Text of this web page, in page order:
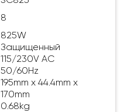
8
825W
Защищенный
115/230V AC
50/60Hz
195mm x 44.4mm x
170mm
0.68kg